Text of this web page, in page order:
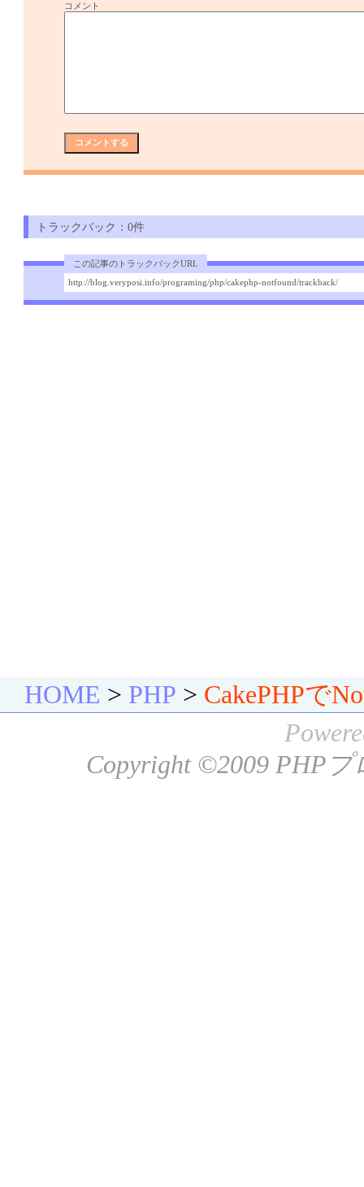
コメント
トラックバック：0件
この記事のトラックバックURL
http://blog.veryposi.info/programing/php/cakephp-notfound/trackback/
HOME > PHP > CakePHPで
Copyright ©2009 PHPプ